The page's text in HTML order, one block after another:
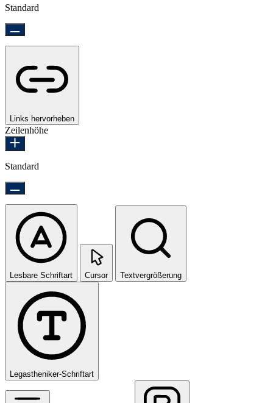
Standard
Links hervorheben
Zeilenhöhe
Standard
Lesbare Schriftart Cursor Textvergrößerung
Legastheniker-Schriftart